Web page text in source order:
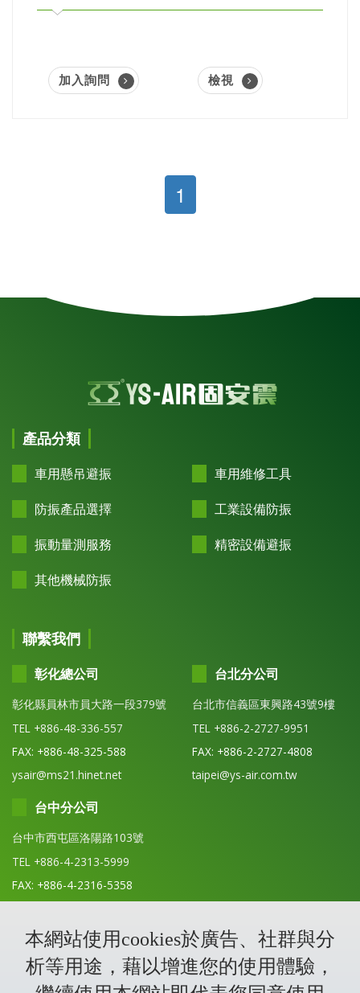
本網站使用cookies於廣告、社群與分
析等用途，藉以增進您的使用體驗，
加入詢問 檢視
1
產品分類
車用懸吊避振
車用維修工具
防振產品選擇
工業設備防振
振動量測服務
精密設備避振
其他機械防振
聯繫我們
彰化總公司
彰化縣員林市員大路一段379號
TEL +886-48-336-557
FAX: +886-48-325-588
ysair@ms21.hinet.net
台北分公司
台北市信義區東興路43號9樓
TEL +886-2-2727-9951
FAX: +886-2-2727-4808
taipei@ys-air.com.tw
台中分公司
台中市西屯區洛陽路103號
TEL +886-4-2313-5999
FAX: +886-4-2316-5358